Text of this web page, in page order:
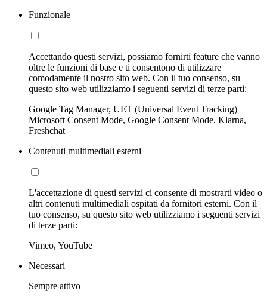
Funzionale
Accettando questi servizi, possiamo fornirti feature che vanno
oltre le funzioni di base e ti consentono di utilizzare
comodamente il nostro sito web. Con il tuo consenso, su
questo sito web utilizziamo i seguenti servizi di terze parti:
Google Tag Manager, UET (Universal Event Tracking)
Microsoft Consent Mode, Google Consent Mode, Klarna,
Freshchat
Contenuti multimediali esterni
L'accettazione di questi servizi ci consente di mostrarti video o
altri contenuti multimediali ospitati da fornitori esterni. Con il
tuo consenso, su questo sito web utilizziamo i seguenti servizi
di terze parti:
Vimeo, YouTube
Necessari
Sempre attivo